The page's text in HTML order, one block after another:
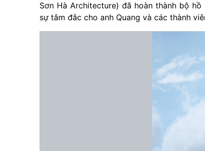
Sơn Hà Architecture) đã hoàn thành bộ
sự tâm đắc cho anh Quang và các thành